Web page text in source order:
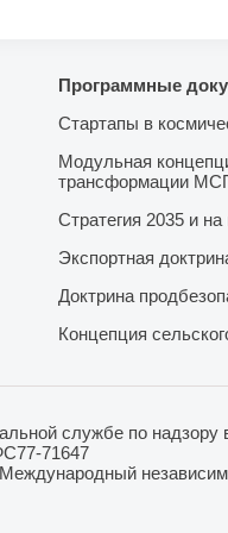
Программные
Стартапы в
Модульная
трансформации
Стратегия 2035 и
Экспортная
Доктрина
Концепция
службе по
71647